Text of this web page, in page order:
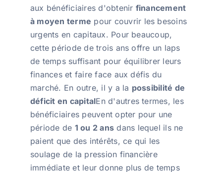
aux bénéficiaires d'obtenir financement
à moyen terme pour couvrir les besoins
urgents en capitaux. Pour beaucoup,
cette période de trois ans offre un laps
de temps suffisant pour équilibrer leurs
finances et faire face aux défis du
marché. En outre, il y a la possibilité de
déficit en capitalEn d'autres termes, les
bénéficiaires peuvent opter pour une
période de 1 ou 2 ans dans lequel ils ne
paient que des intérêts, ce qui les
soulage de la pression financière
immédiate et leur donne plus de temps